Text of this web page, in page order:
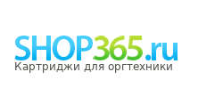
Картриджи для оргтехники